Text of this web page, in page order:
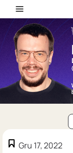
Gru 17, 2022